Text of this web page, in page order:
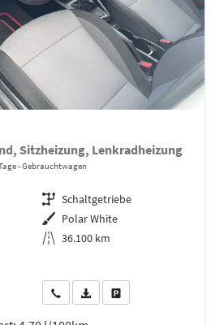
Sitzheizung, Lenkradheizung
Gebrauchtwagen
Getriebe Schaltgetriebe
Außenfarbe Polar White
Kilometerstand 36.100 km
Wir rufen Sie anPDF-Datei, Fahrzeugexposé